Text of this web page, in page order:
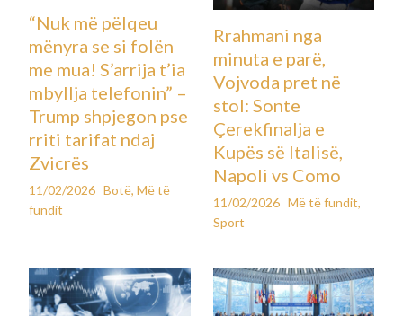
“Nuk më pëlqeu
mënyra se si folën
me mua! S’arrija t’ia
mbyllja telefonin” –
Trump shpjegon pse
rriti tarifat ndaj
Zvicrës
11/02/2026 Botë,Më të
fundit
Rrahmani nga
minuta e parë,
Vojvoda pret në
stol: Sonte
Çerekfinalja e
Kupës së Italisë,
Napoli vs Como
11/02/2026 Më të fundit,
Sport